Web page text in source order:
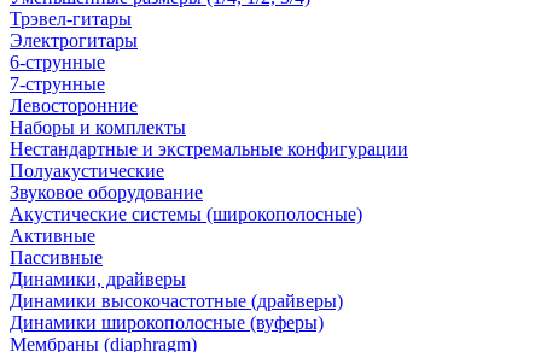
Трэвел-гитары
Электрогитары
6-струнные
7-струнные
Левосторонние
Наборы и комплекты
Нестандартные и экстремальные конфигурации
Полуакустические
Звуковое оборудование
Акустические системы (широкополосные)
Активные
Пассивные
Динамики, драйверы
Динамики высокочастотные (драйверы)
Динамики широкополосные (вуферы)
Мембраны (diaphragm)